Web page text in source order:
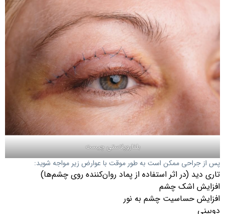
بلفاروپلاستی چیست
پس از جراحی ممکن است به طور موقت با عوارض زیر مواجه شوید:
تاری دید (در اثر استفاده از پماد روان‌کننده روی چشم‌ها)
افزایش اشک چشم
افزایش حساسیت چشم به نور
دوبینی